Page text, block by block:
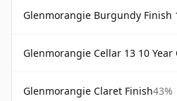
Glenmorangie Burgundy Finish
Glenmorangie Cellar 13 10 Year
Glenmorangie Claret Finish43%